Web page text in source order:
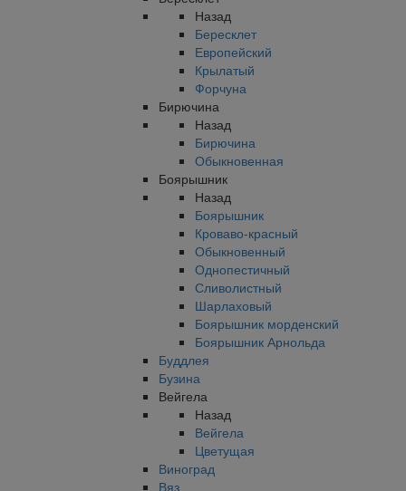
Назад
Бересклет
Европейский
Крылатый
Форчуна
Бирючина
Назад
Бирючина
Обыкновенная
Боярышник
Назад
Боярышник
Кроваво-красный
Обыкновенный
Однопестичный
Сливолистный
Шарлаховый
Боярышник морденский
Боярышник Арнольда
Буддлея
Бузина
Вейгела
Назад
Вейгела
Цветущая
Виноград
Вяз